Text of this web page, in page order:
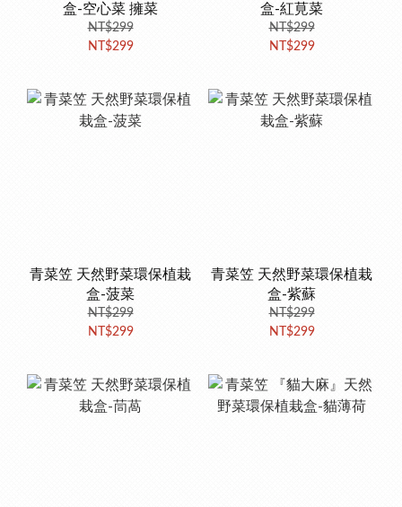
盒-空心菜 擁菜
NT$299
NT$299
盒-紅莧菜
NT$299
NT$299
青菜笠 天然野菜環保植栽
盒-菠菜
NT$299
NT$299
青菜笠 天然野菜環保植栽
盒-紫蘇
NT$299
NT$299